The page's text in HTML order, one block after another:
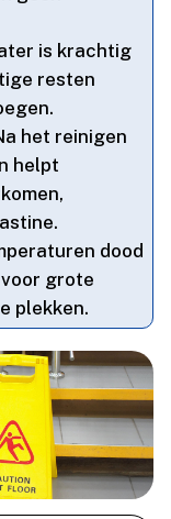
is krachtig
resten
het reinigen
helpt
dood
grote
plekken.​